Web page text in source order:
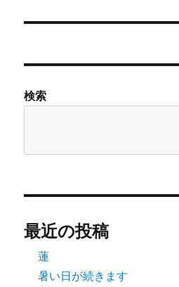
ー
ン
投
検索
最近の投稿
蓮
暑い日が続きます